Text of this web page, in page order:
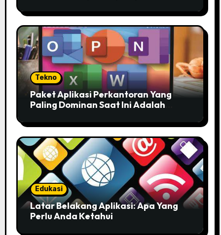
Tekno
Paket Aplikasi Perkantoran Yang
Paling Dominan Saat Ini Adalah
Anda!
Edukasi
Latar Belakang Aplikasi: Apa Yang
Perlu Anda Ketahui